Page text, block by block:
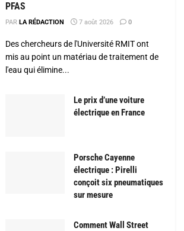
PFAS
PAR LA RÉDACTION 7 août 2026 0
Des chercheurs de l'Université RMIT ont
mis au point un matériau de traitement de
l'eau qui élimine...
Le prix d’une voiture
électrique en France
Porsche Cayenne
électrique : Pirelli
conçoit six pneumatiques
sur mesure
Comment Wall Street